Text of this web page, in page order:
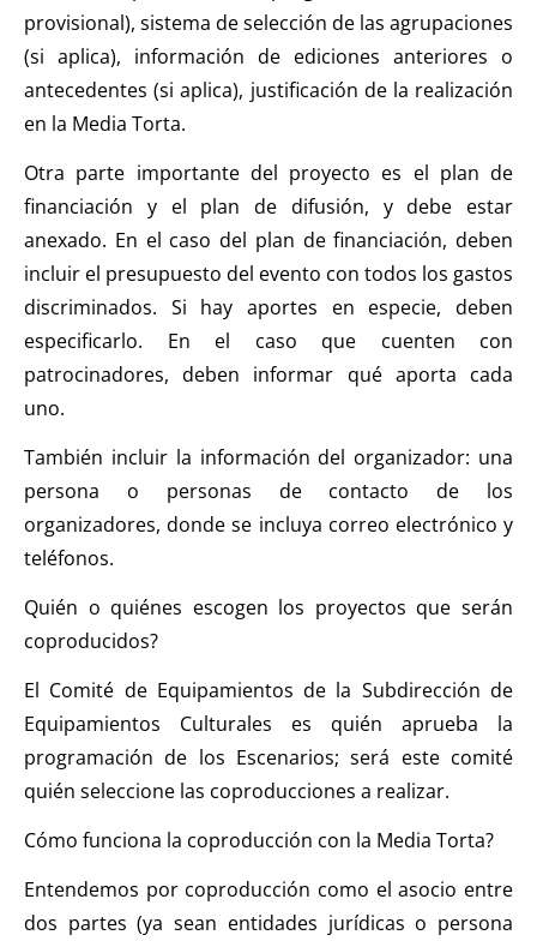
provisional), sistema de selección de las agrupaciones
(si aplica), información de ediciones anteriores o
antecedentes (si aplica), justificación de la realización
en la Media Torta.
Otra parte importante del proyecto es el plan de
financiación y el plan de difusión, y debe estar
anexado. En el caso del plan de financiación, deben
incluir el presupuesto del evento con todos los gastos
discriminados. Si hay aportes en especie, deben
especificarlo. En el caso que cuenten con
patrocinadores, deben informar qué aporta cada
uno.
También incluir la información del organizador: una
persona o personas de contacto de los
organizadores, donde se incluya correo electrónico y
teléfonos.
Quién o quiénes escogen los proyectos que serán
coproducidos?
El Comité de Equipamientos de la Subdirección de
Equipamientos Culturales es quién aprueba la
programación de los Escenarios; será este comité
quién seleccione las coproducciones a realizar.
Cómo funciona la coproducción con la Media Torta?
Entendemos por coproducción como el asocio entre
dos partes (ya sean entidades jurídicas o persona